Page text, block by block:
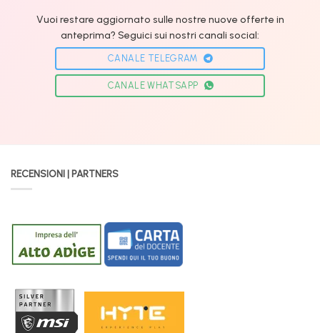
Vuoi restare aggiornato sulle nostre nuove offerte in
anteprima? Seguici sui nostri canali social:
CANALE TELEGRAM
CANALE WHATSAPP
RECENSIONI | PARTNERS